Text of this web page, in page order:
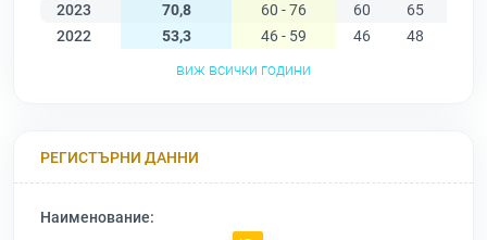
2023
70,8 60 - 76 60 65
2022
53,3 46 - 59 46 48
виж всички години
РЕГИСТЪРНИ ДАННИ
Наименование: